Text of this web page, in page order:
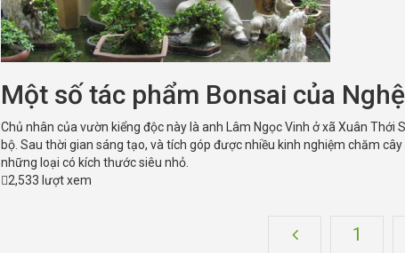
Một số tác phẩm Bonsai của
Chủ nhân của vườn kiểng độc này là anh Lâm Ngọc Vinh ở xã Xuân Thới
bộ. Sau thời gian sáng tạo, và tích góp được nhiều kinh nghiệm chăm
những loại có kích thước siêu nhỏ.
2,533 lượt xem
1